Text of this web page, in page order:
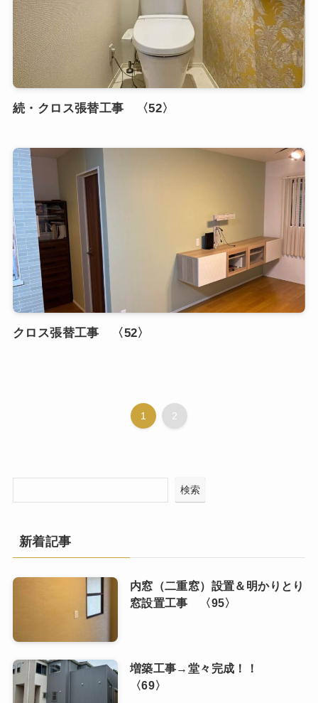
続・クロス張替工事 〈52〉
クロス張替工事 〈52〉
1 2
検索
新着記事
内窓（二重窓）設置＆明かりとり
窓設置工事 〈95〉
増築工事→堂々完成！！
〈69〉